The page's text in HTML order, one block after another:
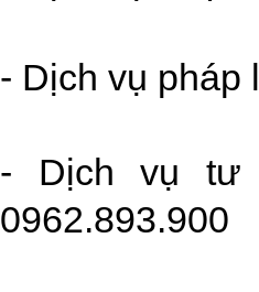
- Dịch vụ pháp
- Dịch vụ tư
0962.893.900